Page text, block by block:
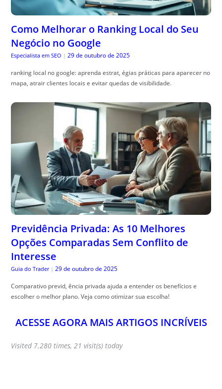
Como Melhorar o Ranking Local do Seu
Negócio no Google
Especialista em SEO | 29 de outubro de 2025
ranking local no google: aprenda estrat, égias práticas para aparecer no
mapa, atrair clientes locais e evitar quedas de visibilidade.
Previdência Privada: As 10 Melhores
Opções Comparadas Sem Conflito de
Interesse
Guia do Trader | 29 de outubro de 2025
Comparativo previd, ência privada ajuda a entender os benefícios e
escolher o melhor plano. Veja como otimizar sua escolha!
ACESSE AGORA MAIS ARTIGOS INCRÍVEIS
Visited 7.280 times, 21 visit(s) today